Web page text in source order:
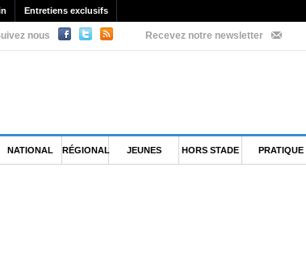
Entretiens exclusifs
nous Recevez notre newsletter
NATIONAL RÉGIONAL JEUNES HORS STADE PRATIQUE